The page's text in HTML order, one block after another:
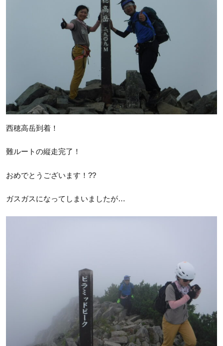
西穂高岳到着！
難ルートの縦走完了！
おめでとうございます！??
ガスガスになってしまいましたが…